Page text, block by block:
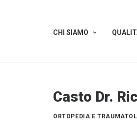
CHI SIAMO
Casto Dr.
ORTOPEDIA E